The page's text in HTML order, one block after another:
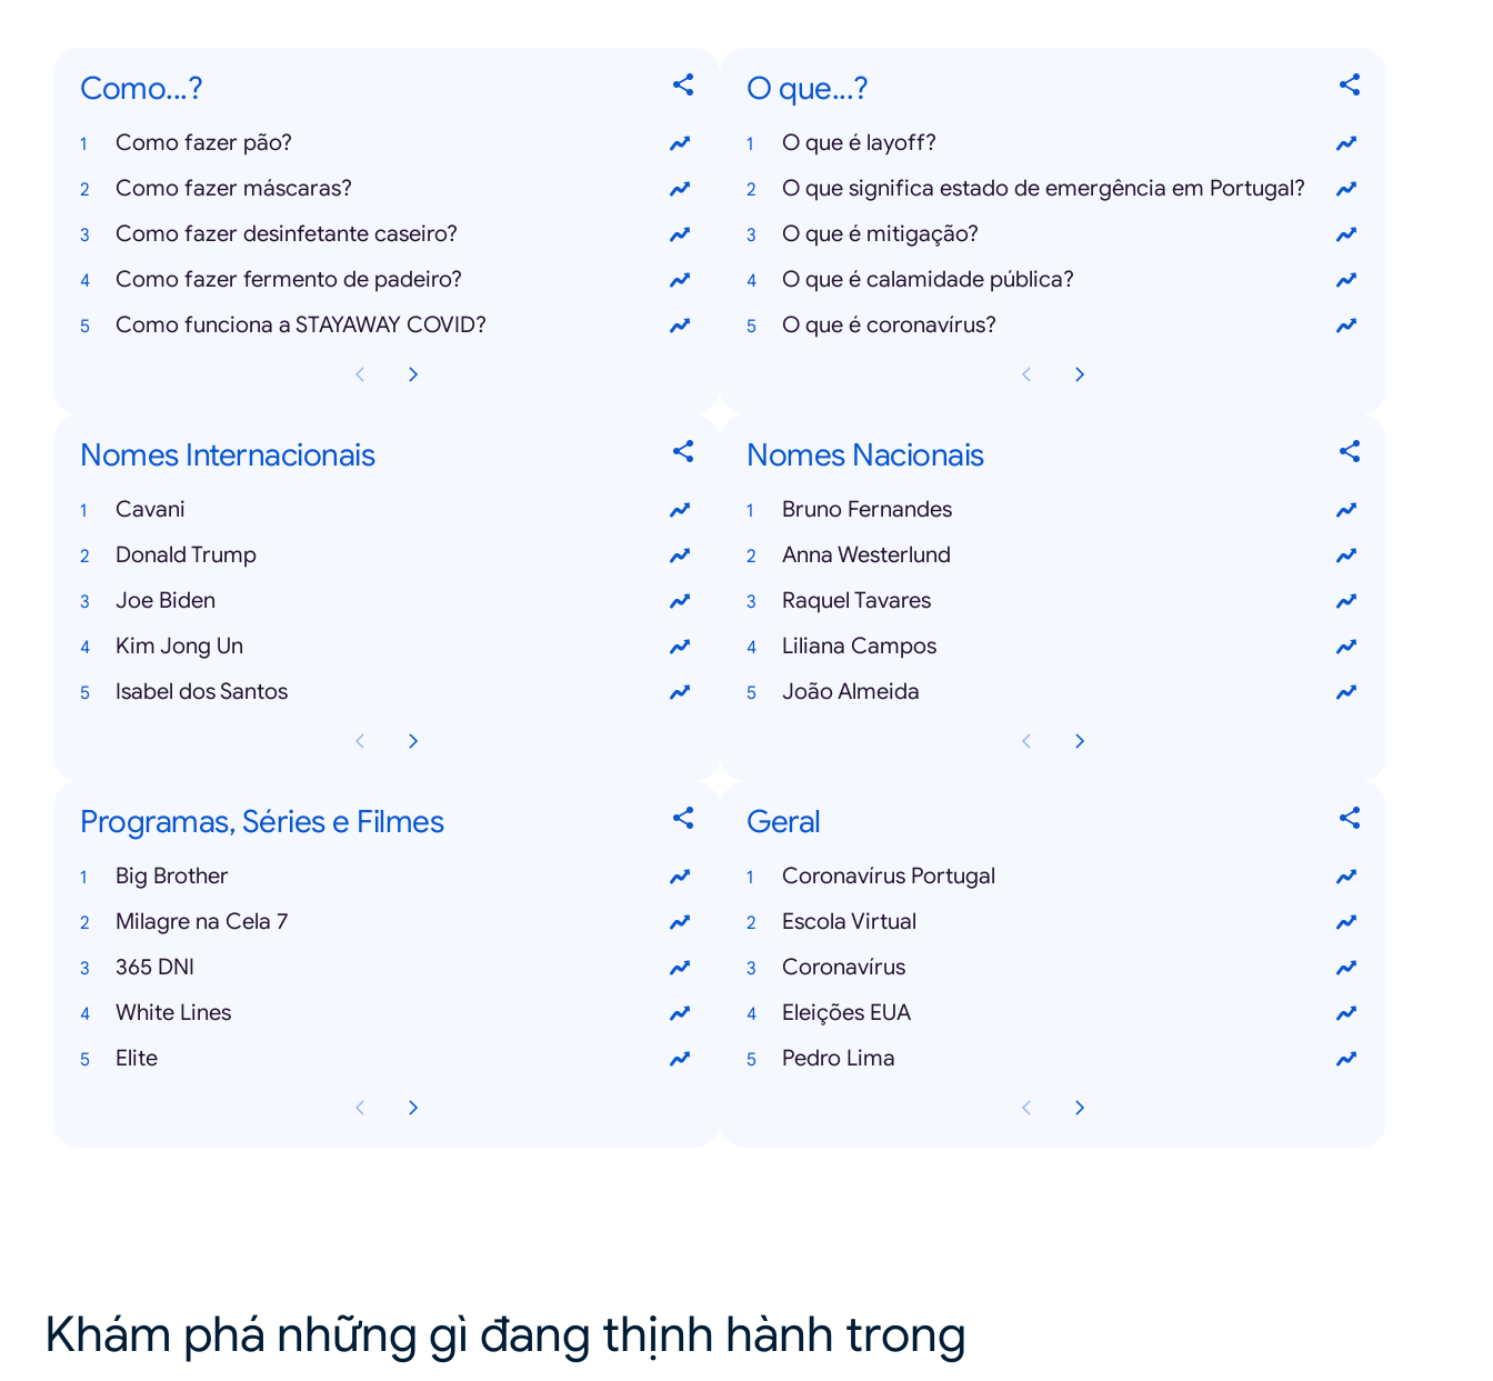
Como...?
Como fazer pão?
Como fazer máscaras?
Como fazer desinfetante caseiro?
Como fazer fermento de padeiro?
Como funciona a STAYAWAY COVID?
O que...?
O que é layoff?
O que significa estado de emergência em Portugal?
O que é mitigação?
O que é calamidade pública?
O que é coronavírus?
Nomes Internacionais
Cavani
Donald Trump
Joe Biden
Kim Jong Un
Isabel dos Santos
Nomes Nacionais
Bruno Fernandes
Anna Westerlund
Raquel Tavares
Liliana Campos
João Almeida
Programas, Séries e Filmes
Big Brother
Milagre na Cela 7
365 DNI
White Lines
Elite
Geral
Coronavírus Portugal
Escola Virtual
Coronavírus
Eleições EUA
Pedro Lima
Khám phá những gì đang thịnh hành trong